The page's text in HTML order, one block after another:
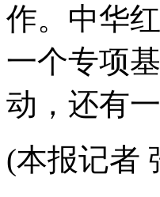
作。中华
一个专项
动，还有
(本报记者